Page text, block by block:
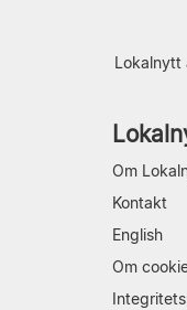
Lokalnytt
Om
Kontakt
English
Om